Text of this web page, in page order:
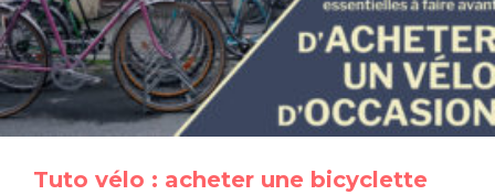
Tuto vélo : acheter une bicyclette